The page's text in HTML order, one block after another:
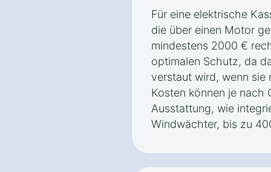
Für eine elektrische
die über einen Motor
mindestens 2000 €
optimalen Schutz, da
verstaut wird, wenn sie
Kosten können je nach
Ausstattung, wie
Windwächter, bis zu